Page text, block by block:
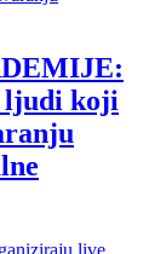
ljudi koji